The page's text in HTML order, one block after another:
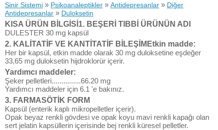
Sinir Sistemi » Psikoanaleptikler » Antidepresanlar » Diğer
Antidepresanlar » Duloksetin
KISA ÜRÜN BİLGİSİ1. BEŞERİ TIBBİ ÜRÜNÜN ADI
DULESTER 30 mg kapsül
2. KALİTATİF VE KANTİTATİF BİLEŞİMEtkin madde:
Her bir kapsül, etkin madde olarak 30 mg duloksetine eşdeğer
33,65 mg duloksetin hijdroklorür içerir.
Yardımcı maddeler:
Şeker pelletleri...............66.20 mg
Yardımcı maddeler için 6.1 'e bakınız.
3. FARMASÖTİK FORM
Kapsül (enterik kaplı mikropelletler içerir).
Opak beyaz renkli gövdesi ve opak koyu mavi renkli kapağı olan
sert jelatin kapsüllerin içerisinde bej renkli küresel pelletler.